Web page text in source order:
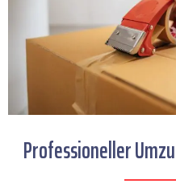
Professioneller